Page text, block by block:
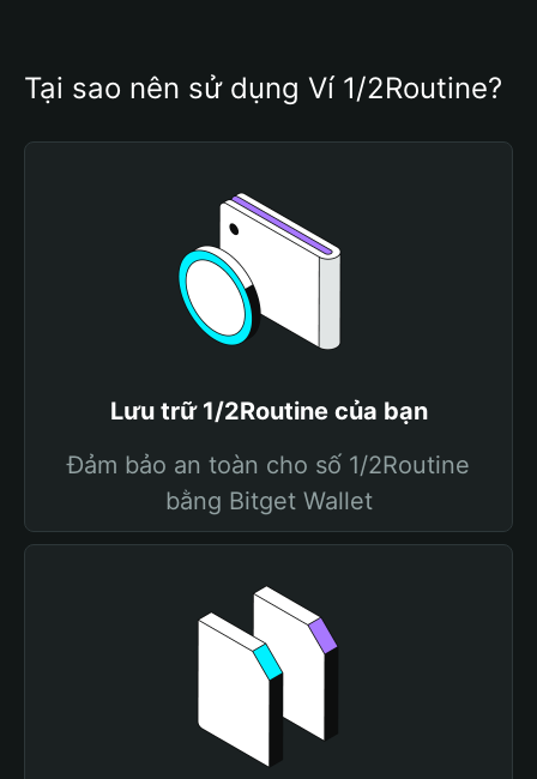
Tại sao nên sử dụng Ví 1/2Routine?
Lưu trữ 1/2Routine của bạn
Đảm bảo an toàn cho số 1/2Routine
bằng Bitget Wallet